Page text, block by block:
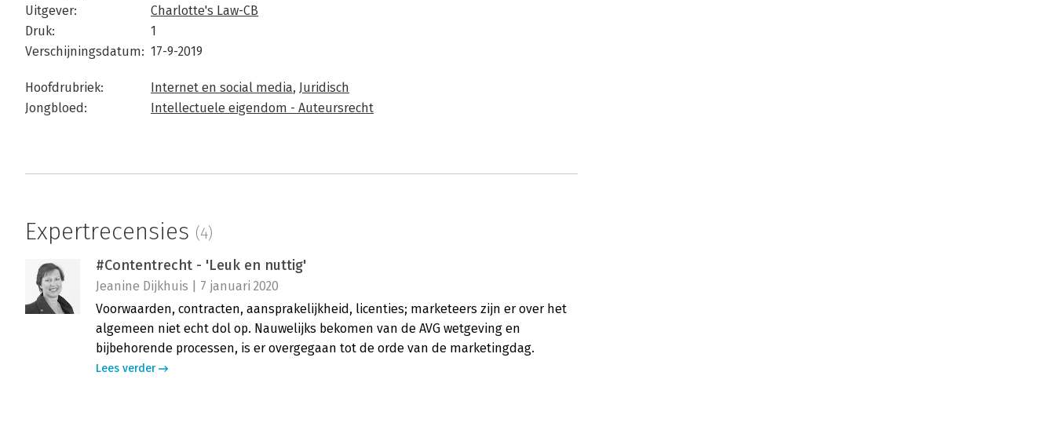
Uitgever:
Charlotte's Law-CB
Druk:
1
Verschijningsdatum: 17-9-2019
Hoofdrubriek: Internet en social media, Juridisch
Jongbloed:
Intellectuele eigendom - Auteursrecht
Expertrecensies (4)
#Contentrecht - 'Leuk en nuttig'
Jeanine Dijkhuis | 7 januari 2020
Voorwaarden, contracten, aansprakelijkheid, licenties; marketeers zijn er over het
algemeen niet echt dol op. Nauwelijks bekomen van de AVG wetgeving en
bijbehorende processen, is er overgegaan tot de orde van de marketingdag.
Lees verder